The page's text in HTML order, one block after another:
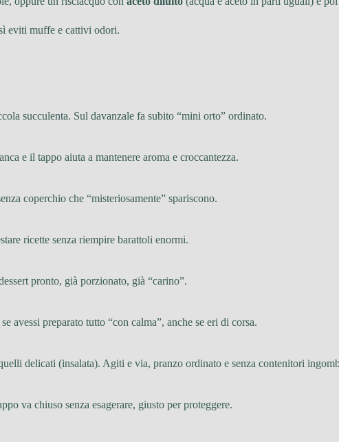
eviti muffe e cattivi odori.
succulenta. Sul davanzale fa subito “mini orto” ordinato.
e il tappo aiuta a mantenere aroma e croccantezza.
coperchio che “misteriosamente” spariscono.
ricette senza riempire barattoli enormi.
pronto, già porzionato, già “carino”.
avessi preparato tutto “con calma”, anche se eri di corsa.
delicati (insalata). Agiti e via, pranzo ordinato e senza contenitori
va chiuso senza esagerare, giusto per proteggere.